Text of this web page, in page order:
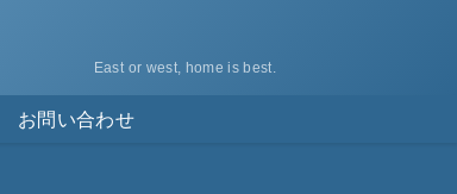
East or west, home is best.
お問い合わせ